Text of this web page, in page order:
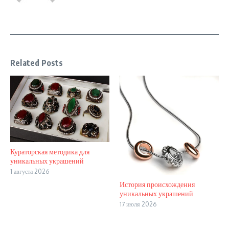
Related Posts
Кураторская методика для
уникальных украшений
1 августа 2026
История происхождения
уникальных украшений
17 июля 2026